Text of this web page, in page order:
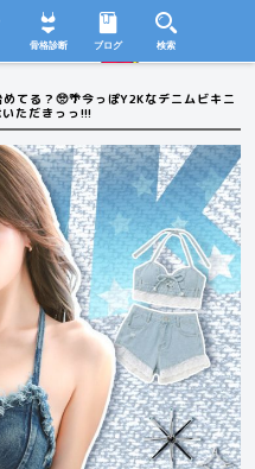
骨格診断 ブログ 検索
てる？🥺🌴今っぽY2Kなデニムビキニ
ただきっっ!!!
SHOP